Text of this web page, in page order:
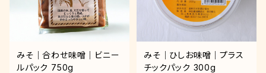
みそ｜合わせ味噌｜ビニー
ルパック 750g
みそ｜ひしお味噌｜プラス
チックパック 300g